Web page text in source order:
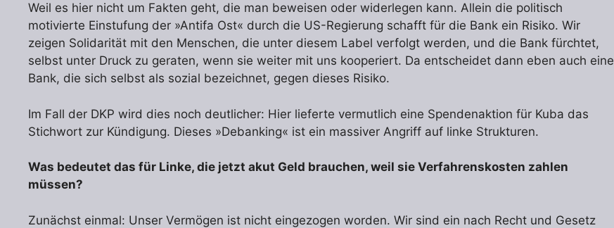
Weil es hier nicht um Fakten geht, die man beweisen oder widerlegen kann. Allein die politisch
motivierte Einstufung der »Antifa Ost« durch die US-Regierung schafft für die Bank ein Risiko. Wir
zeigen Solidarität mit den Menschen, die unter diesem Label verfolgt werden, und die Bank fürchtet,
selbst unter Druck zu geraten, wenn sie weiter mit uns kooperiert. Da entscheidet dann eben auch eine
Bank, die sich selbst als sozial bezeichnet, gegen dieses Risiko.
Im Fall der DKP wird dies noch deutlicher: Hier lieferte vermutlich eine Spendenaktion für Kuba das
Stichwort zur Kündigung. Dieses »Debanking« ist ein massiver Angriff auf linke Strukturen.
Was bedeutet das für Linke, die jetzt akut Geld brauchen, weil sie Verfahrenskosten zahlen
müssen?
Zunächst einmal: Unser Vermögen ist nicht eingezogen worden. Wir sind ein nach Recht und Gesetz